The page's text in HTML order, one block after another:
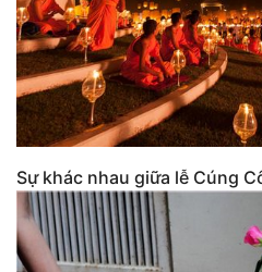
Sự khác nhau giữa lễ Cúng